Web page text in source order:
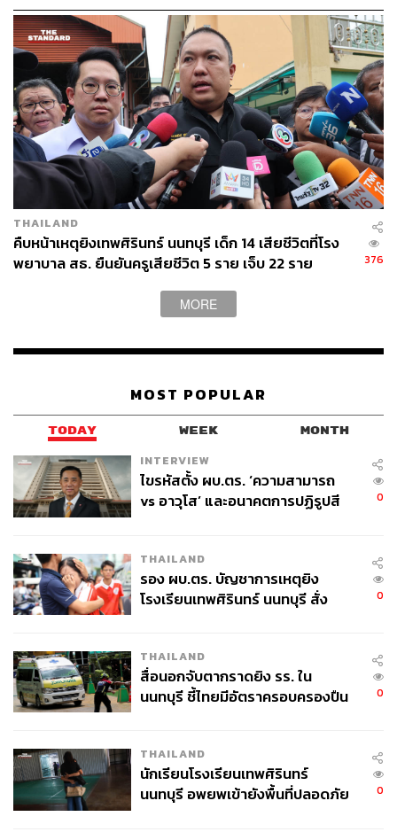
แสนบาท บาดเจ็บเล็กน้อย 1 แสนบาท
THAILAND
คืบหน้าเหตุยิงเทพศิรินทร์ นนทบุรี เด็ก 14 เสียชีวิตที่โรง
พยาบาล สธ. ยืนยันครูเสียชีวิต 5 ราย เจ็บ 22 ราย
376
MORE
MOST POPULAR
TODAY WEEK MONTH
INTERVIEW
ไขรหัสตั้ง ผบ.ตร. ‘ความสามารถ
vs อาวุโส’ และอนาคตการปฏิรูปสี
0
THAILAND
รอง ผบ.ตร. บัญชาการเหตุยิง
โรงเรียนเทพศิรินทร์ นนทบุรี สั่ง
0
THAILAND
สื่อนอกจับตากราดยิง รร. ใน
นนทบุรี ชี้ไทยมีอัตราครอบครองปืน
0
THAILAND
นักเรียนโรงเรียนเทพศิรินทร์
นนทบุรี อพยพเข้ายังพื้นที่ปลอดภัย
0